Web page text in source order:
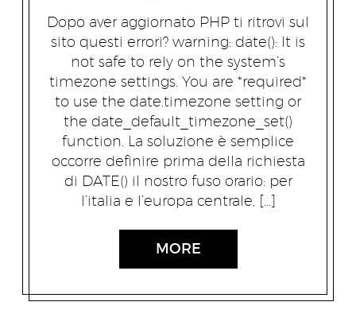
Dopo aver aggiornato PHP ti ritrovi sul
sito questi errori? warning: date(): It is
not safe to rely on the system’s
timezone settings. You are *required*
to use the date.timezone setting or
the date_default_timezone_set()
function. La soluzione è semplice
occorre definire prima della richiesta
di DATE() il nostro fuso orario: per
l’italia e l’europa centrale, […]
MORE